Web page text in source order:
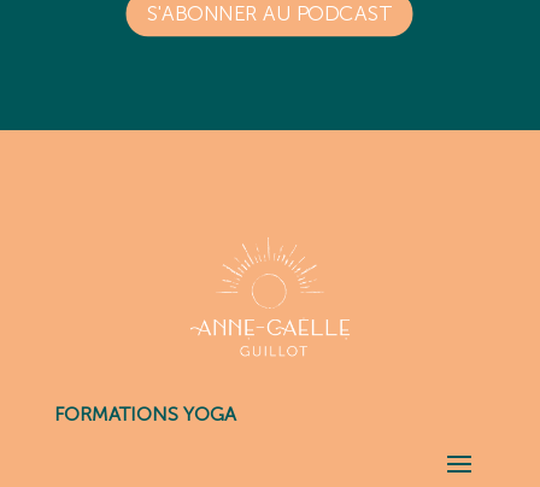
S'ABONNER AU PODCAST
FORMATIONS YOGA